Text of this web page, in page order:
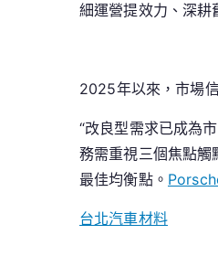
細運營提效力、深耕
2025年以來，市場
“改良型需求已成為
務需重視三個焦點觸
最佳均衡點。
台北汽車材料